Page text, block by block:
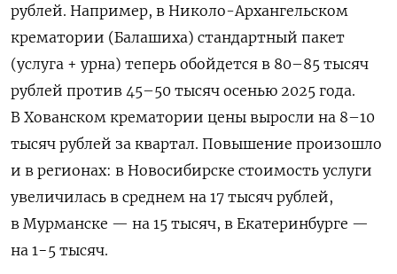
рублей. Например, в Николо-Архангельском
крематории (Балашиха) стандартный пакет
(услуга + урна) теперь обойдется в 80–85 тысяч
рублей против 45–50 тысяч осенью 2025 года.
В Хованском крематории цены выросли на 8–10
тысяч рублей за квартал. Повышение произошло
и в регионах: в Новосибирске стоимость услуги
увеличилась в среднем на 17 тысяч рублей,
в Мурманске — на 15 тысяч, в Екатеринбурге —
на 1−5 тысяч.